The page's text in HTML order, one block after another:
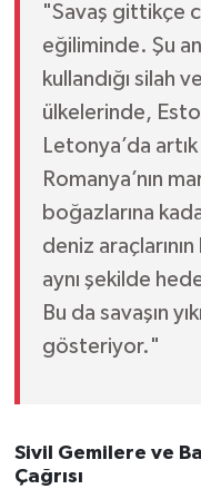
"Savaş gittikçe
eğiliminde. Şu
kullandığı silah
ülkelerinde,
Letonya’da
Romanya’nın
boğazlarına
deniz
aynı şekilde
Bu da savaşın
gösteriyor."
Sivil Gemilere ve
Çağrısı